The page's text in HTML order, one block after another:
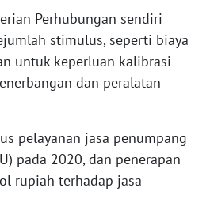
Perhubungan sendiri
stimulus, seperti biaya
untuk keperluan kalibrasi
dan peralatan
pelayanan jasa penumpang
pada 2020, dan penerapan
rupiah terhadap jasa